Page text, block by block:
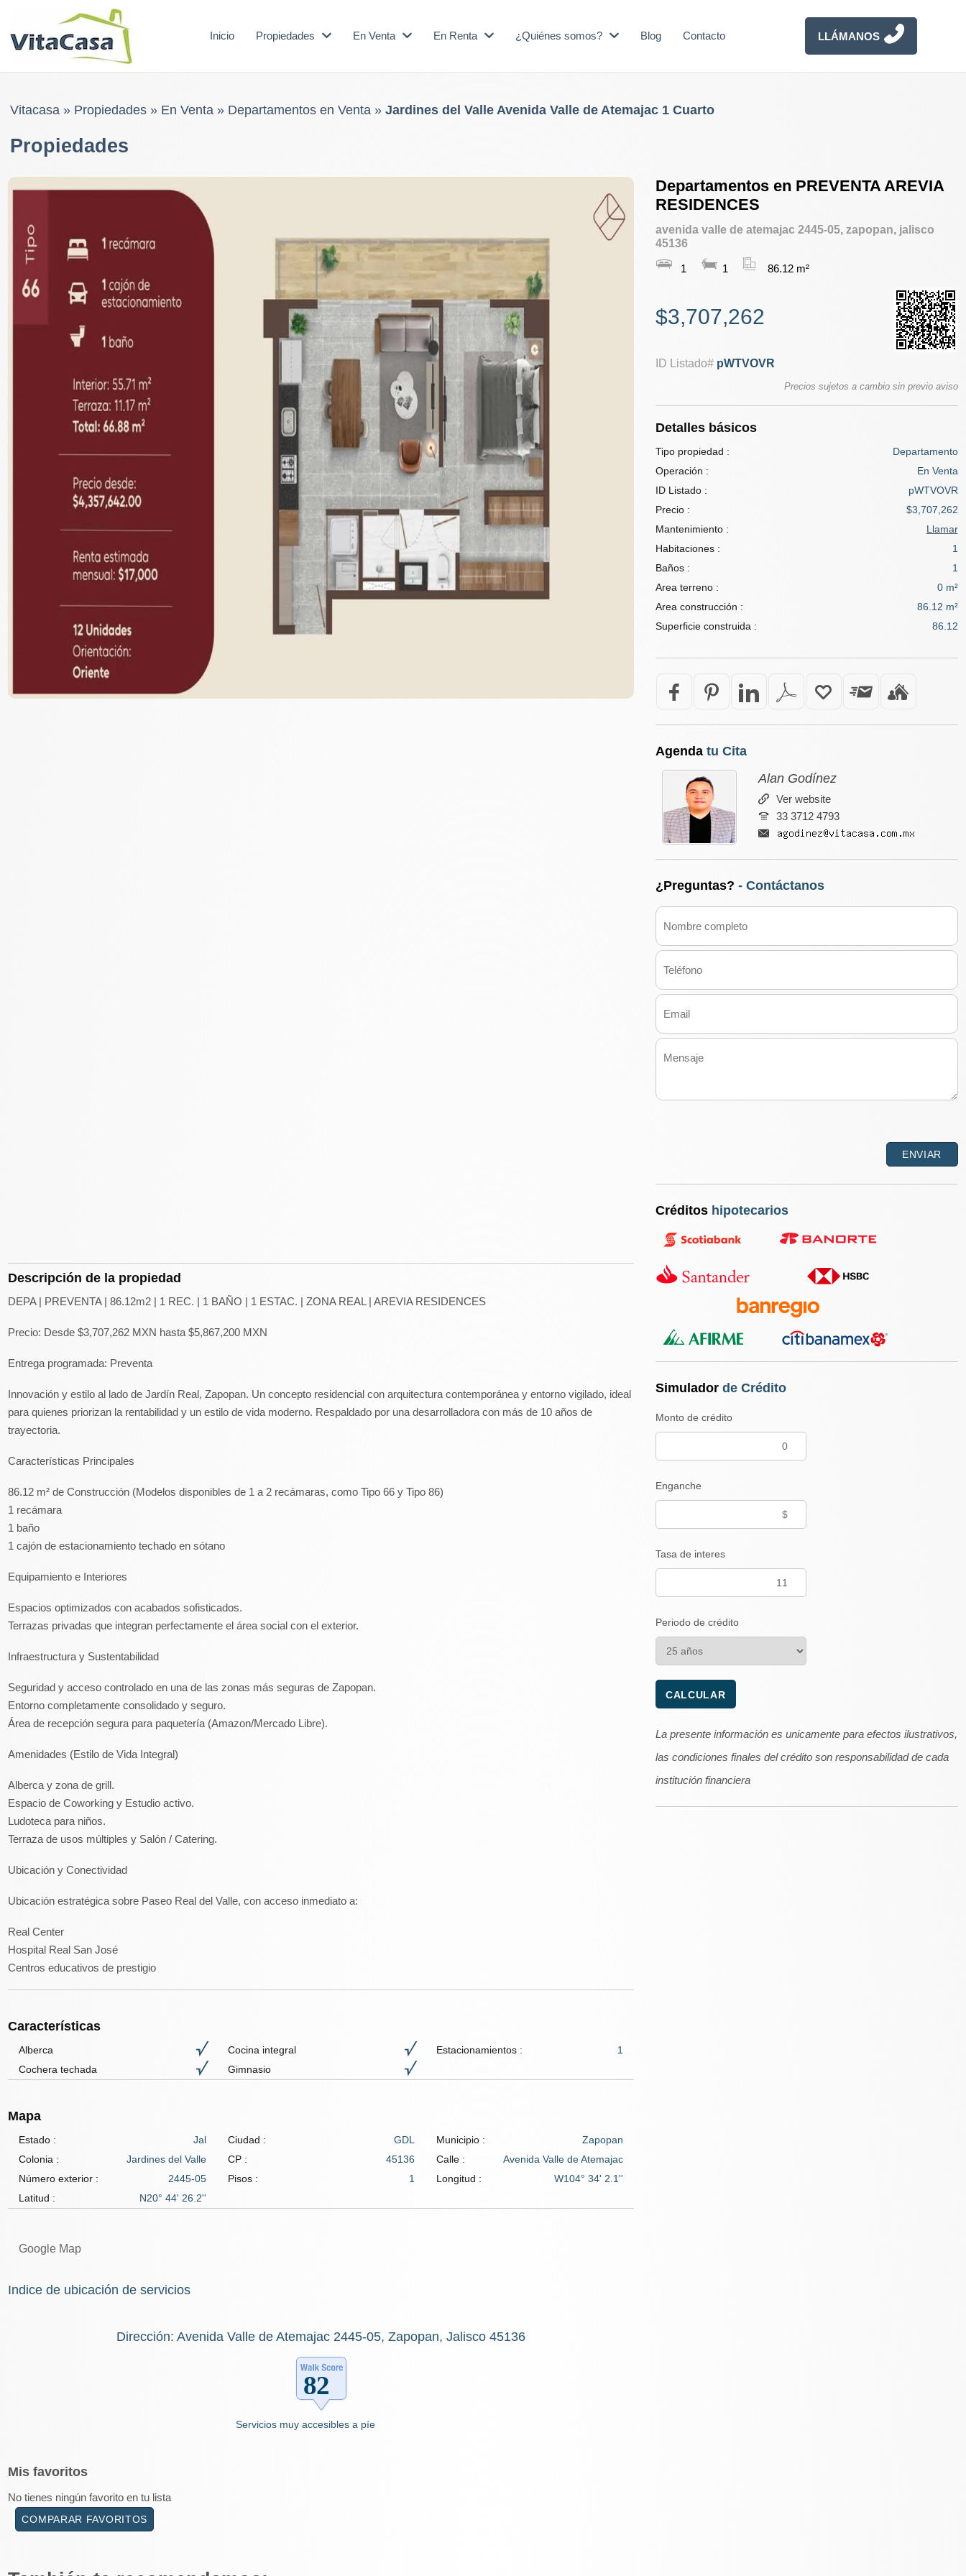
Inicio Propiedades En Venta En Renta ¿Quiénes somos? Blog Contacto LLÁMANOS
Vitacasa» Propiedades» En Venta» Departamentos en Venta» Jardines del Valle Avenida Valle de Atemajac 1 Cuarto
Propiedades
Descripción de la propiedad
DEPA | PREVENTA | 86.12m2 | 1 REC. | 1 BAÑO | 1 ESTAC. | ZONA REAL | AREVIA RESIDENCES
Precio: Desde $3,707,262 MXN hasta $5,867,200 MXN
Entrega programada: Preventa
Innovación y estilo al lado de Jardín Real, Zapopan. Un concepto residencial con arquitectura contemporánea y entorno vigilado, ideal
para quienes priorizan la rentabilidad y un estilo de vida moderno. Respaldado por una desarrolladora con más de 10 años de
trayectoria.
Características Principales
86.12 m² de Construcción (Modelos disponibles de 1 a 2 recámaras, como Tipo 66 y Tipo 86)
1 recámara
1 baño
1 cajón de estacionamiento techado en sótano
Equipamiento e Interiores
Espacios optimizados con acabados sofisticados.
Terrazas privadas que integran perfectamente el área social con el exterior.
Infraestructura y Sustentabilidad
Seguridad y acceso controlado en una de las zonas más seguras de Zapopan.
Entorno completamente consolidado y seguro.
Área de recepción segura para paquetería (Amazon/Mercado Libre).
Amenidades (Estilo de Vida Integral)
Alberca y zona de grill.
Espacio de Coworking y Estudio activo.
Ludoteca para niños.
Terraza de usos múltiples y Salón / Catering.
Ubicación y Conectividad
Ubicación estratégica sobre Paseo Real del Valle, con acceso inmediato a:
Real Center
Hospital Real San José
Centros educativos de prestigio
Características
Alberca Cocina integral Estacionamientos :
1
Cochera techada
Gimnasio
Mapa
Estado : Jal Ciudad : GDL Municipio :
Zapopan
Colonia :
Jardines del Valle CP : 45136 Calle :
Avenida Valle de Atemajac
Número exterior :
2445-05 Pisos : 1 Longitud :
W104° 34' 2.1''
Latitud :
N20° 44' 26.2''
Google Map
Indice de ubicación de servicios
Dirección: Avenida Valle de Atemajac 2445-05, Zapopan, Jalisco 45136
Servicios muy accesibles a píe
Mis favoritos
No tienes ningún favorito en tu lista
COMPARAR FAVORITOS
Departamentos en PREVENTA AREVIA
RESIDENCES
avenida valle de atemajac 2445-05, zapopan, jalisco
45136
1 1 86.12 m²
$3,707,262
ID Listado# pWTVOVR
Precios sujetos a cambio sin previo aviso
Detalles básicos
Tipo propiedad :
Departamento
Operación :
En Venta
ID Listado :
pWTVOVR
Precio :
$3,707,262
Mantenimiento :
Llamar
Habitaciones :
1
Baños :
1
Area terreno :
0 m²
Area construcción :
86.12 m²
Superficie construida :
86.12
Agendatu Cita
Alan Godínez
Ver website
33 3712 4793
¿Preguntas? - Contáctanos
Créditoshipotecarios
Simuladorde Crédito
Monto de crédito
Enganche
Tasa de interes
Periodo de crédito
La presente información es unicamente para efectos ilustrativos,
las condiciones finales del crédito son responsabilidad de cada
institución financiera